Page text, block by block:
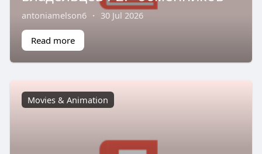
antoniamelson6 · 30 Jul 2026
Read more
Movies & Animation